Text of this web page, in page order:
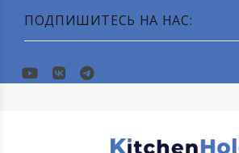
ПОДПИШИТЕСЬ НА НАС: